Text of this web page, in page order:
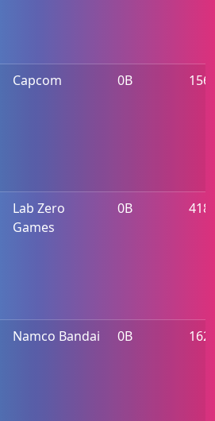
Capcom 0B 156
Lab Zero
Games
0B 418
Namco Bandai 0B 162